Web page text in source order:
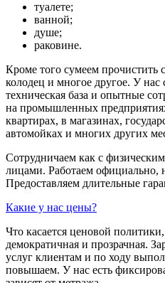
туалете;
ванной;
душе;
раковине.
Кроме того сумеем прочистить
колодец и многое другое. У нас
техническая база и опытные
на промышленных
квартирах, в магазинах,
автомойках и многих других
Сотрудничаем как с
лицами. Работаем официально,
Предоставляем длительные
Какие у нас цены?
Что касается ценовой
демократичная и прозрачная.
услуг клиентам и по ходу
повышаем. У нас есть